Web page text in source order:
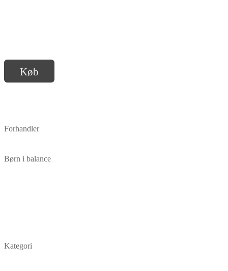
Køb
Forhandler
Børn i balance
Kategori